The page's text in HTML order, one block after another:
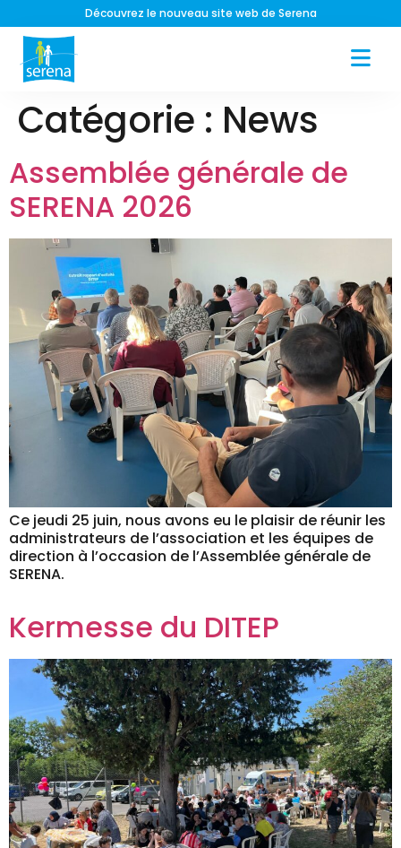
Association Serena, 300 ans au service des enfants
Catégorie : News
Assemblée générale de
SERENA 2026
Ce jeudi 25 juin, nous avons eu le plaisir de réunir les
administrateurs de l’association et les équipes de
direction à l’occasion de l’Assemblée générale de
SERENA.
Kermesse du DITEP